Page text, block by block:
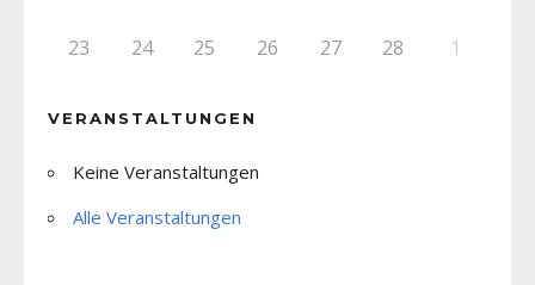
23 24 25 26 27 28 1
VERANSTALTUNGEN
Keine Veranstaltungen
Alle Veranstaltungen